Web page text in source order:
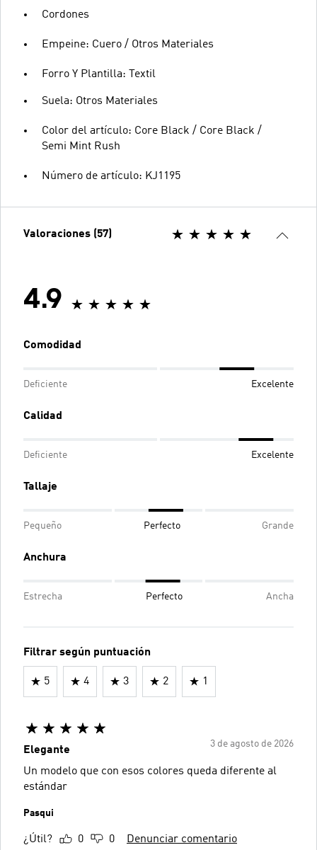
Cordones
Empeine: Cuero / Otros Materiales
Forro Y Plantilla: Textil
Suela: Otros Materiales
Color del artículo: Core Black / Core Black /
Semi Mint Rush
Número de artículo: KJ1195
Valoraciones (57)
4.9
Comodidad
Deficiente Excelente
Calidad
Deficiente Excelente
Tallaje
Pequeño Perfecto Grande
Anchura
Estrecha Perfecto Ancha
Filtrar según puntuación
5 4 3 2 1
3 de agosto de 2026
Elegante
Un modelo que con esos colores queda diferente al
estándar
Pasqui
¿Útil? 0 0 Denunciar comentario